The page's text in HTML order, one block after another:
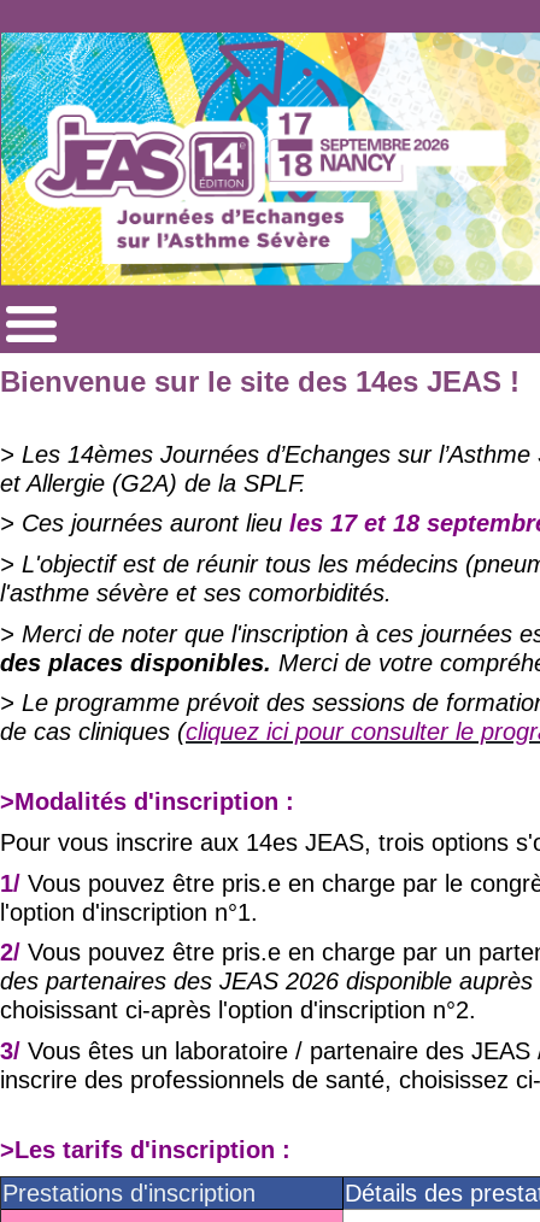
Bienvenue sur le site des 14es JEAS !
> Les 14èmes Journées d’Echanges sur
et Allergie (G2A) de la SPLF.
> Ces journées auront lieu les 17 et 18
> L'objectif est de réunir tous les médecins
l'asthme sévère et ses comorbidités.
> Merci de noter que l'inscription à ces journées
des places disponibles. Merci de votre
> Le programme prévoit des sessions de
de cas cliniques (cliquez ici pour consulter le
>Modalités d'inscription :
Pour vous inscrire aux 14es JEAS, trois options
1/ Vous pouvez être pris.e en charge par le
l'option d'inscription n°1.
2/ Vous pouvez être pris.e en charge par un
des partenaires des JEAS 2026 disponible
choisissant ci-après l'option d'inscription n°2.
3/ Vous êtes un laboratoire / partenaire des
inscrire des professionnels de santé, choisissez
>Les tarifs d'inscription :
Prestations d'inscription
Détails des